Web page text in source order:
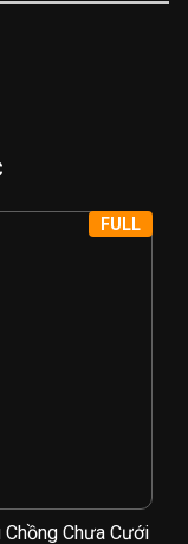
Chồng Chưa Cưới
FULL